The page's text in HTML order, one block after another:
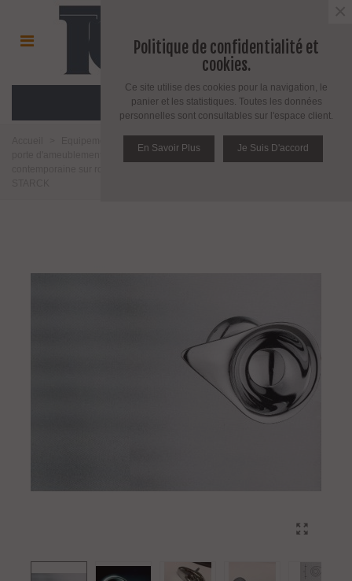
MENU
Politique de confidentialité et
cookies.
Ce site utilise des cookies pour la navigation, le
panier et les statistiques. Toutes les données
personnelles sont consultables sur l'espace client.
En Savoir Plus Je Suis D'accord